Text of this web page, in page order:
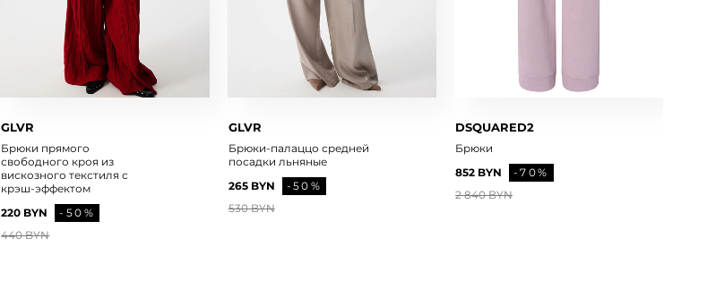
GLVR
Брюки прямого
свободного кроя из
вискозного текстиля с
крэш-эффектом
220 BYN
-50%
440 BYN
GLVR
Брюки-палаццо средней
посадки льняные
265 BYN
-50%
530 BYN
DSQUARED2
Брюки
852 BYN
-70%
2 840 BYN